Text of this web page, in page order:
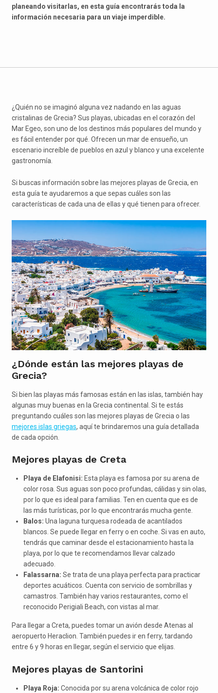
planeando visitarlas, en esta guía encontrarás toda la
información necesaria para un viaje imperdible.
¿Quién no se imaginó alguna vez nadando en las aguas
cristalinas de Grecia? Sus playas, ubicadas en el corazón del
Mar Egeo, son uno de los destinos más populares del mundo y
es fácil entender por qué. Ofrecen un mar de ensueño, un
escenario increíble de pueblos en azul y blanco y una excelente
gastronomía.
Si buscas información sobre las mejores playas de Grecia, en
esta guía te ayudaremos a que sepas cuáles son las
características de cada una de ellas y qué tienen para ofrecer.
¿Dónde están las mejores playas de
Grecia?
Si bien las playas más famosas están en las islas, también hay
algunas muy buenas en la Grecia continental. Si te estás
preguntando cuáles son las mejores playas de Grecia o las
mejores islas griegas, aquí te brindaremos una guía detallada
de cada opción.
Mejores playas de Creta
Playa de Elafonisi: Esta playa es famosa por su arena de
color rosa. Sus aguas son poco profundas, cálidas y sin olas,
por lo que es ideal para familias. Ten en cuenta que es de
las más turísticas, por lo que encontrarás mucha gente.
Balos: Una laguna turquesa rodeada de acantilados
blancos. Se puede llegar en ferry o en coche. Si vas en auto,
tendrás que caminar desde el estacionamiento hasta la
playa, por lo que te recomendamos llevar calzado
adecuado.
Falassarna: Se trata de una playa perfecta para practicar
deportes acuáticos. Cuenta con servicio de sombrillas y
camastros. También hay varios restaurantes, como el
reconocido Perigiali Beach, con vistas al mar.
Para llegar a Creta, puedes tomar un avión desde Atenas al
aeropuerto Heraclion. También puedes ir en ferry, tardando
entre 6 y 9 horas en llegar, según el servicio que elijas.
Mejores playas de Santorini
Playa Roja: Conocida por su arena volcánica de color rojo